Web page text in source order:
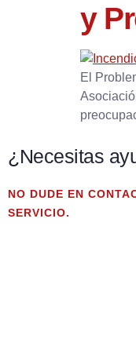
y
El
¿Necesitas
NO DUDE EN
SERVICIO.